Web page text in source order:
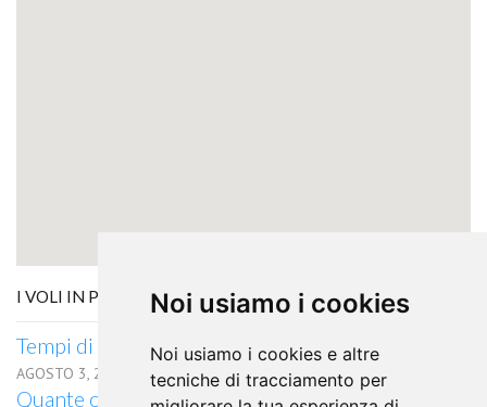
Noi usiamo i cookies
Noi usiamo i cookies e altre
tecniche di tracciamento per
I VOLI IN PARTENZA DA AKITA
Tempi di percorrenza volo Akita Johannesburg
AGOSTO 3, 2026
Quante ore di volo da Akita a Pescara?